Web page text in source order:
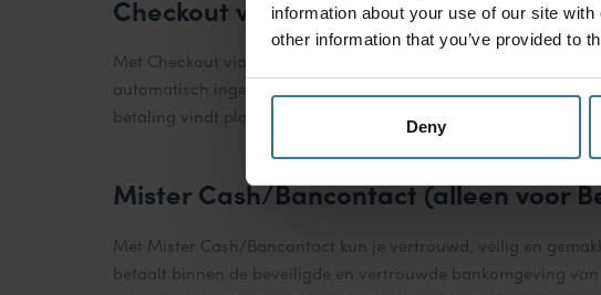
information about your use of our site
other information that you’ve provided to
Deny
Checkout via bol
Met Checkout via bol reken je veilig en vertrouwd af via je
automatisch ingeladen, zodat je snel kunt afrekenen. Je kunt
betaling vindt plaats in de beveiligde omgeving van bol.com.
Mister Cash/Bancontact (alleen voor
Met Mister Cash/Bancontact kun je vertrouwd, veilig en
betaalt binnen de beveiligde en vertrouwde bankomgeving